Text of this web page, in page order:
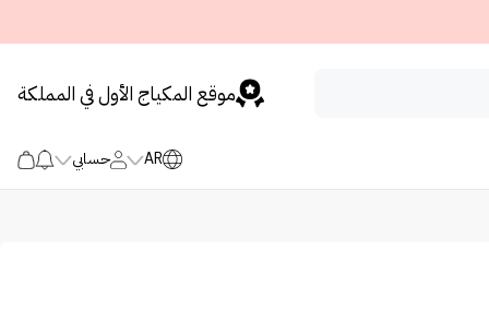
موقع المكياج الأول في المملكة
AR حسابي